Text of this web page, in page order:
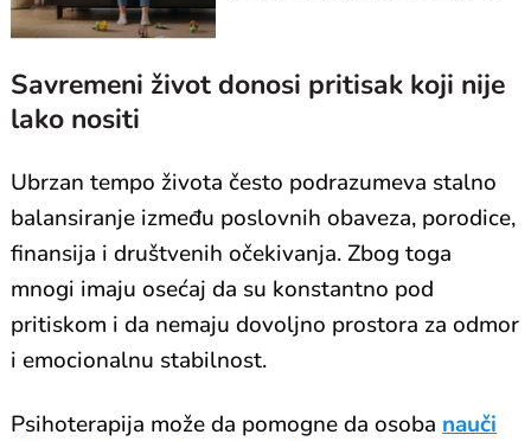
Savremeni život donosi pritisak koji nije
lako nositi
Ubrzan tempo života često podrazumeva stalno
balansiranje između poslovnih obaveza, porodice,
finansija i društvenih očekivanja. Zbog toga
mnogi imaju osećaj da su konstantno pod
pritiskom i da nemaju dovoljno prostora za odmor
i emocionalnu stabilnost.
Psihoterapija može da pomogne da osoba nauči